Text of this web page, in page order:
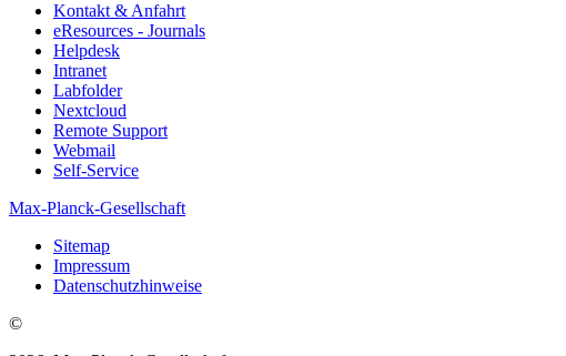
Kontakt & Anfahrt
eResources - Journals
Helpdesk
Intranet
Labfolder
Nextcloud
Remote Support
Webmail
Self-Service
Max-Planck-Gesellschaft
Sitemap
Impressum
Datenschutzhinweise
©